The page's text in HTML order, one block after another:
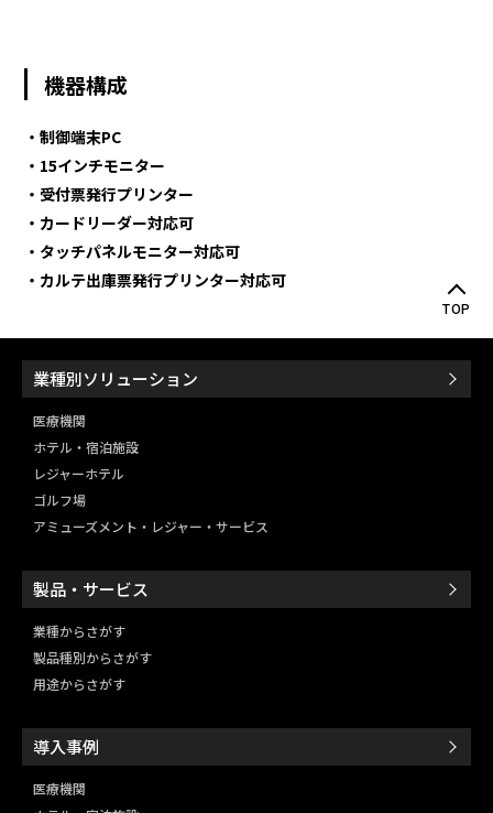
機器構成
・制御端末PC
・15インチモニター
・受付票発行プリンター
・カードリーダー対応可
・タッチパネルモニター対応可
・カルテ出庫票発行プリンター対応可
TOP
業種別ソリューション
医療機関
ホテル・宿泊施設
レジャーホテル
ゴルフ場
アミューズメント・レジャー・ サービス
製品・サービス
業種からさがす
製品種別からさがす
用途からさがす
導入事例
医療機関